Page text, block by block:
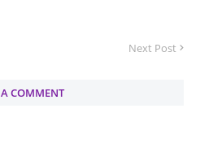
Next Post
A COMMENT